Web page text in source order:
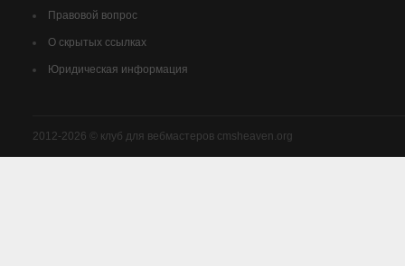
Правовой вопрос
О скрытых ссылках
Юридическая информация
2012-2026 © клуб для вебмастеров cmsheaven.org